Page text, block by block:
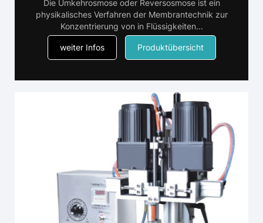
Die Umkehrosmose oder Reversosmose ist ein
physikalisches Verfahren der Membrantechnik zur
Konzentrierung von in Flüssigkeiten...
weiter Infos Produktübersicht